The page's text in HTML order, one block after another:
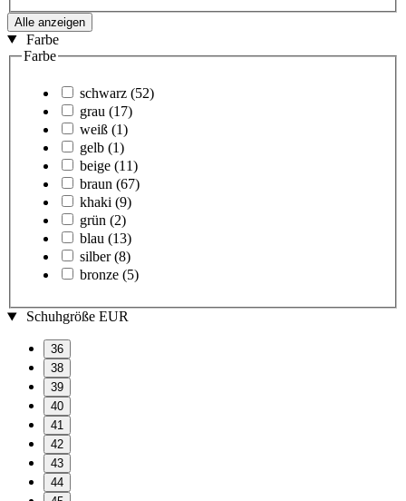
Alle anzeigen
Farbe
Farbe
schwarz (52)
grau (17)
weiß (1)
gelb (1)
beige (11)
braun (67)
khaki (9)
grün (2)
blau (13)
silber (8)
bronze (5)
Schuhgröße EUR
36
38
39
40
41
42
43
44